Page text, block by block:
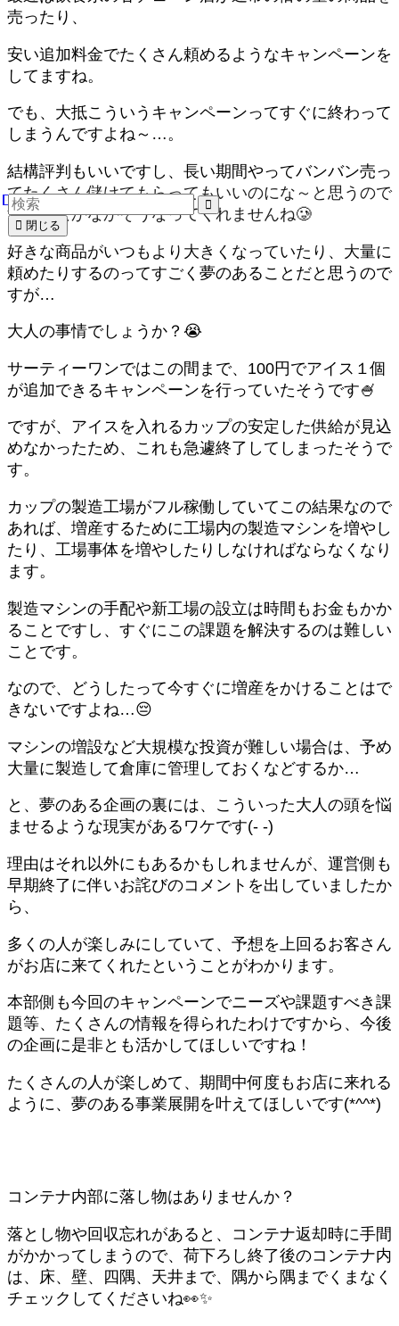
売ったり、
安い追加料金でたくさん頼めるようなキャンペーンを
してますね。
でも、大抵こういうキャンペーンってすぐに終わって
しまうんですよね～…。
結構評判もいいですし、長い期間やってバンバン売っ
てたくさん儲けてもらってもいいのにな～と思うので
すが、なかなかそうなってくれませんね🥲
好きな商品がいつもより大きくなっていたり、大量に
頼めたりするのってすごく夢のあることだと思うので
すが…
大人の事情でしょうか？😭
サーティーワンではこの間まで、100円でアイス１個
が追加できるキャンペーンを行っていたそうです🍧
ですが、アイスを入れるカップの安定した供給が見込
めなかったため、これも急遽終了してしまったそうで
す。
カップの製造工場がフル稼働していてこの結果なので
あれば、増産するために工場内の製造マシンを増やし
たり、工場事体を増やしたりしなければならなくなり
ます。
製造マシンの手配や新工場の設立は時間もお金もかか
ることですし、すぐにこの課題を解決するのは難しい
ことです。
なので、どうしたって今すぐに増産をかけることはで
きないですよね…😔
マシンの増設など大規模な投資が難しい場合は、予め
大量に製造して倉庫に管理しておくなどするか…
と、夢のある企画の裏には、こういった大人の頭を悩
ませるような現実があるワケです(- -)
理由はそれ以外にもあるかもしれませんが、運営側も
早期終了に伴いお詫びのコメントを出していましたか
ら、
多くの人が楽しみにしていて、予想を上回るお客さん
がお店に来てくれたということがわかります。
本部側も今回のキャンペーンでニーズや課題すべき課
題等、たくさんの情報を得られたわけですから、今後
の企画に是非とも活かしてほしいですね！
たくさんの人が楽しめて、期間中何度もお店に来れる
ように、夢のある事業展開を叶えてほしいです(*^^*)
コンテナ内部に落し物はありませんか？
落とし物や回収忘れがあると、コンテナ返却時に手間
がかかってしまうので、荷下ろし終了後のコンテナ内
は、床、壁、四隅、天井まで、隅から隅までくまなく
チェックしてくださいね👀✨
閉じる